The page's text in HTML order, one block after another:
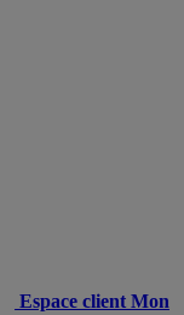
Espace client Mon